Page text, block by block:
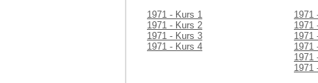
1971
1971
1971
1971
1971
1971
1971 - Kurs 1
1971 - Kurs 2
1971 - Kurs 3
1971 - Kurs 4